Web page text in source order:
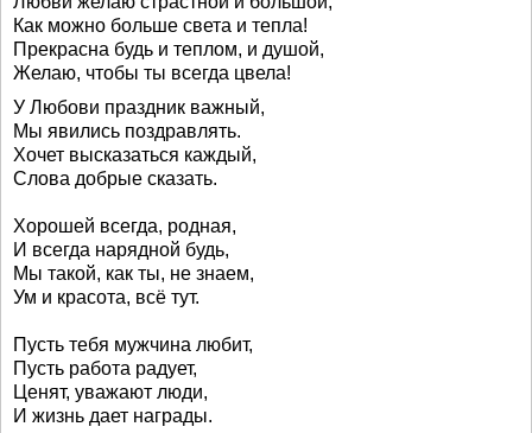
Как можно больше света и тепла!
Прекрасна будь и теплом, и душой,
Желаю, чтобы ты всегда цвела!
У Любови праздник важный,
Мы явились поздравлять.
Хочет высказаться каждый,
Слова добрые сказать.
Хорошей всегда, родная,
И всегда нарядной будь,
Мы такой, как ты, не знаем,
Ум и красота, всё тут.
Пусть тебя мужчина любит,
Пусть работа радует,
Ценят, уважают люди,
И жизнь дает награды.